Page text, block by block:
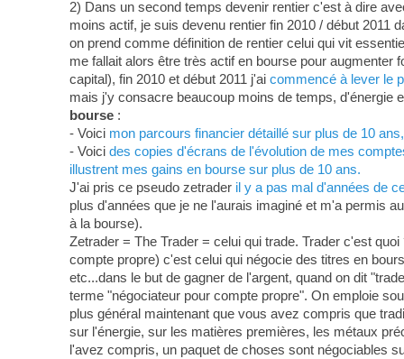
2) Dans un second temps devenir rentier c'est à dire
moins actif, je suis devenu rentier fin 2010 / début 2011
on prend comme définition de rentier celui qui vit
me fallait alors être très actif en bourse pour
capital), fin 2010 et début 2011 j'ai commencé à lever le
mais j'y consacre beaucoup moins de temps, d'énergie
bourse:
- Voici mon parcours financier détaillé sur plus de 10
- Voici des copies d'écrans de l'évolution de mes
illustrent mes gains en bourse sur plus de 10 ans.
J'ai pris ce pseudo zetrader il y a pas mal d'années de
plus d'années que je ne l'aurais imaginé et m'a permis
à la bourse).
Zetrader = The Trader = celui qui trade. Trader c'est
compte propre) c'est celui qui négocie des titres en
etc...dans le but de gagner de l'argent, quand on dit
terme "négociateur pour compte propre". On emploie
plus général maintenant que vous avez compris que
sur l'énergie, sur les matières premières, les métaux
l'avez compris, un paquet de choses sont négociables